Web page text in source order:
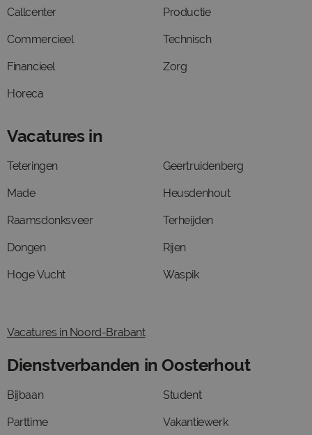
Callcenter
Commercieel
Financieel
Horeca
Productie
Technisch
Zorg
Vacatures in
Teteringen
Made
Raamsdonksveer
Dongen
Hoge Vucht
Geertruidenberg
Heusdenhout
Terheijden
Rijen
Waspik
Vacatures in Noord-Brabant
Dienstverbanden in Oosterhout
Bijbaan
Parttime
Student
Vakantiewerk